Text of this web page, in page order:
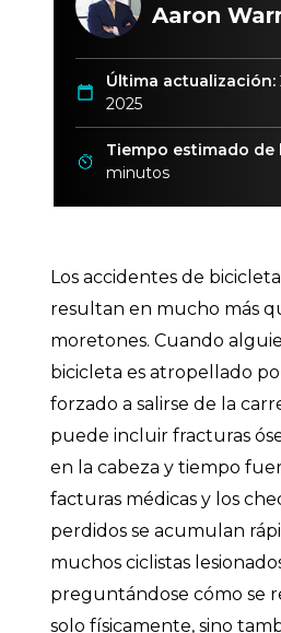
Aaron
Última actualización:
2025
Tiempo estimado de
minutos
Los accidentes de
resultan en mucho más
moretones. Cuando
bicicleta es atropellado
forzado a salirse de la
puede incluir fracturas
en la cabeza y tiempo
facturas médicas y los
perdidos se acumulan
muchos ciclistas
preguntándose cómo se
solo físicamente, sino